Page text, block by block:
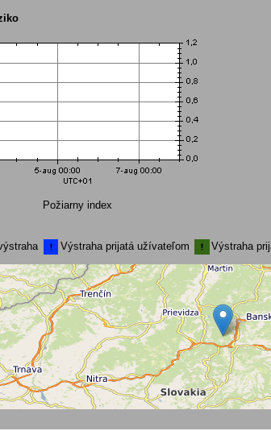
Požiarny index
Výstraha prijatá užívateľom Výstraha